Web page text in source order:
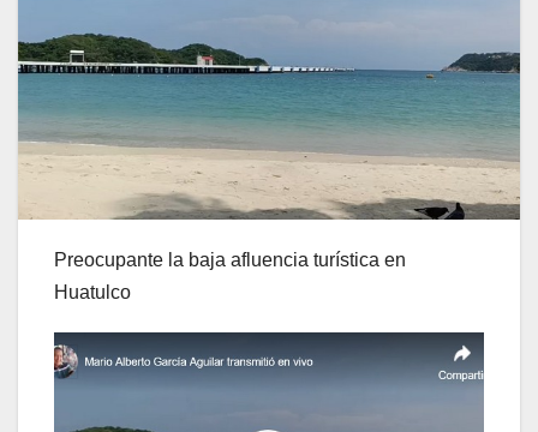
Preocupante la baja afluencia turística en
Huatulco